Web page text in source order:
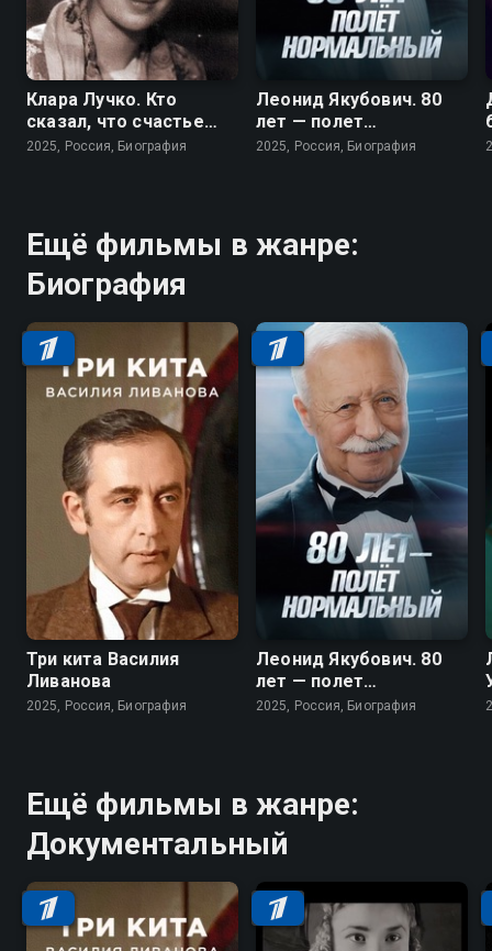
Клара Лучко. Кто
сказал, что счастье
любит тишину?
2025, Россия, Биография
Леонид Якубович. 80
лет — полет
нормальный
2025, Россия, Биография
Ещё фильмы в жанре:
Биография
Три кита Василия
Ливанова
2025, Россия, Биография
Леонид Якубович. 80
лет — полет
нормальный
2025, Россия, Биография
Ещё фильмы в жанре:
Документальный